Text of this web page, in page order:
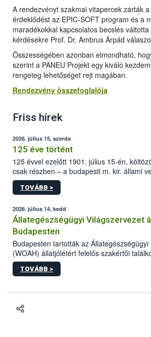
A rendezvényt szakmai vitapercek zárták
érdeklődést az EPIC-SOFT program és a
maradékokkal kapcsolatos becslés
kérdésekre Prof. Dr. Ambrus Árpád
Összességében azonban elmondható,
szerint a PANEU Projekt egy kiváló
rengeteg lehetőséget rejt magában.
Rendezvény összefoglalója
Friss hírek
2026. július 15, szerda
125 éve történt
125 évvel ezelőtt 1901. július 15-én,
csak részben – a budapesti m. kir. állami
állomás a Kis Rókus utca 15. szám alatti,
tervezett új épületébe.
TOVÁBB >
2026. július 14, kedd
Állategészségügyi Világszervezet
Budapesten
Budapesten tartották az
(WOAH) állatjólétért felelős szakértői
július 2. között. Az Agrár- és
Minisztérium (AÉM) és a Nemzeti
gazdasági haszonállatok jólétének
meg tapasztalatait a gazdasági
TOVÁBB >